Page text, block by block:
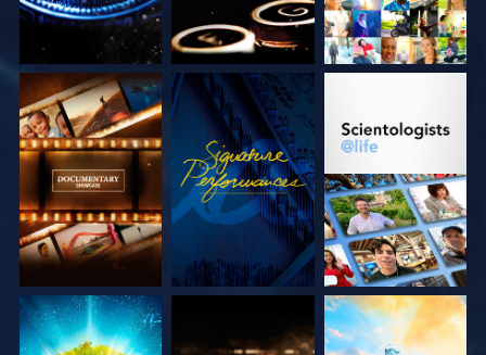
SERIE
ENTDECKEN
ANSEHEN
SERIE